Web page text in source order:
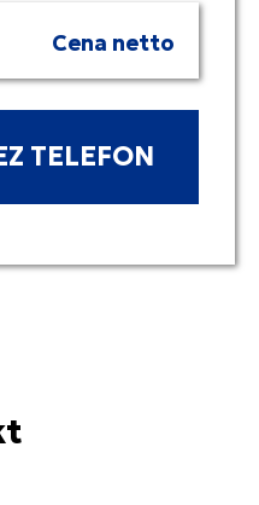
Cena netto
TELEFON